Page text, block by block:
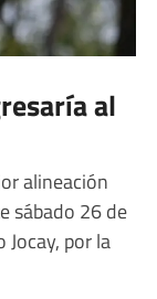
al
alineación
sábado 26 de
por la